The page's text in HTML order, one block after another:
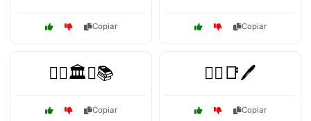
Copiar Copiar
👩‍⚖️🏛️⚖️📚
Copiar
👩‍⚖️📑🖊️
Copiar